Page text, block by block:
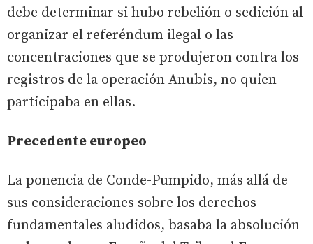
debe determinar si hubo rebelión o sedición al
organizar el referéndum ilegal o las
concentraciones que se produjeron contra los
registros de la operación Anubis, no quien
participaba en ellas.
Precedente europeo
La ponencia de Conde-Pumpido, más allá de
sus consideraciones sobre los derechos
fundamentales aludidos, basaba la absolución